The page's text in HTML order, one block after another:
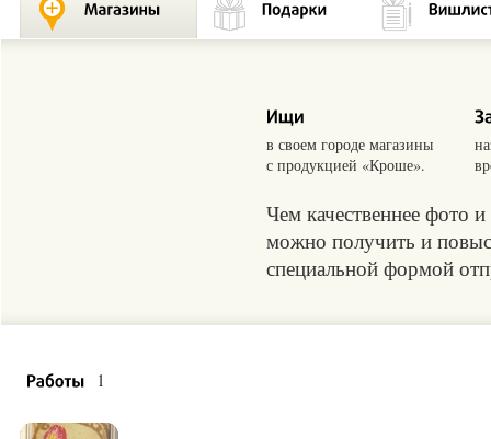
в своем городе магазины
с продукцией «Кроше».
Чем качественнее фото
можно получить и
специальной формой
1